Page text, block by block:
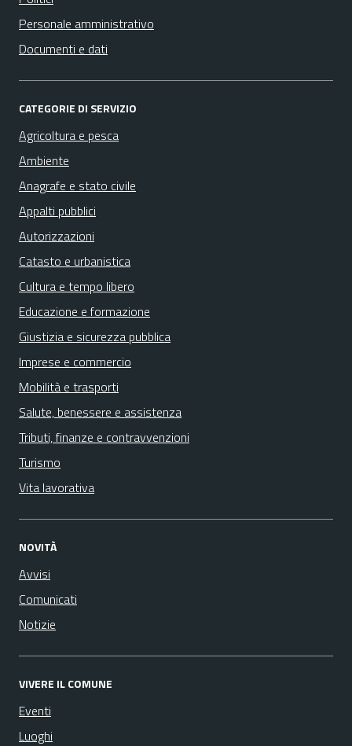
Personale amministrativo
Documenti e dati
CATEGORIE DI SERVIZIO
Agricoltura e pesca
Ambiente
Anagrafe e stato civile
Appalti pubblici
Autorizzazioni
Catasto e urbanistica
Cultura e tempo libero
Educazione e formazione
Giustizia e sicurezza pubblica
Imprese e commercio
Mobilità e trasporti
Salute, benessere e assistenza
Tributi, finanze e contravvenzioni
Turismo
Vita lavorativa
NOVITÀ
Avvisi
Comunicati
Notizie
VIVERE IL COMUNE
Eventi
Luoghi